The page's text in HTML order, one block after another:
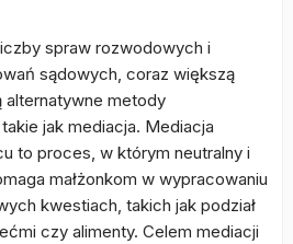
spraw rozwodowych i
sądowych, coraz większą
alternatywne metody
jak mediacja. Mediacja
to proces, w którym neutralny i
małżonkom w wypracowaniu
kwestiach, takich jak podział
czy alimenty. Celem mediacji